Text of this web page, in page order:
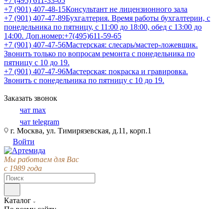
+7 (901) 407-48-15Консультант не лицензионного зала
+7 (901) 407-47-89Бухгалтерия. Время работы бухгалтерии, с
понедельника по пятницу, с 11:00 до 18:00, обед с 13:00 до
14:00. Доп.номер:+7(495)611-59-65
+7 (901) 407-47-56Мастерская: слесарь/мастер-ложевщик.
Звонить только по вопросам ремонта с понедельника по
пятницу с 10 до 19.
+7 (901) 407-47-96Мастерская: покраска и гравировка.
Звонить с понедельника по пятницу с 10 до 19.
Заказать звонок
чат max
чат telegram
г. Москва, ул. Тимирязевская, д.11, корп.1
Войти
Мы работаем для Вас
с 1989 года
Каталог